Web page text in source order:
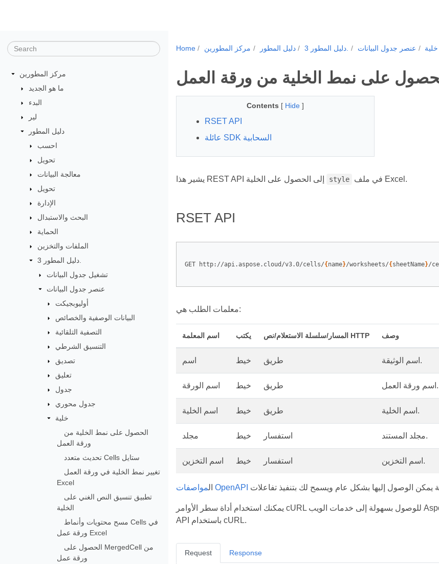
مركز المطورين
ما هو الجديد
البدء
لير
دليل المطور
احسب
تحويل
معالجة البيانات
تحويل
الإدارة
البحث والاستبدال
الحماية
الملفات والتخزين
تشغيل جدول البيانات
عنصر جدول البيانات
أوليوبجيكت
البيانات الوصفية والخصائص
التصفية التلقائية
التنسيق الشرطي
تصديق
تعليق
جدول
جدول محوري
خلية
الحصول على نمط الخلية من
ورقة العمل
تحديث متعدد Cells ستايل
تغيير نمط الخلية في ورقة العمل
Excel
تطبيق تنسيق النص الغني على
الخلية
مسح محتويات وأنماط Cells في
ورقة عمل Excel
الحصول على MergedCell من
ورقة عمل
Home مركز المطورين دليل المطور عنصر جدول البيانات خلية
على نمط الخلية من ورقة العمل
Contents [ Hide ]
RSET API
عائلة SDK السحابية
style في ملف Excel.
RSET API
GET http://api.aspose.cloud/v3.0/cells/{ name}/worksheets/{ sheetName}/
معلمات الطلب هي:
اسم المعلمة يكتب المسار/سلسلة الاستعلام/نص HTTP وصف
اسم خيط طريق اسم الوثيقة.
اسم الورقة خيط طريق اسم ورقة العمل.
اسم الخلية خيط طريق اسم الخلية.
مجلد خيط استفسار مجلد المستند.
اسم التخزين خيط استفسار اسم التخزين.
ال مواصفات OpenAPI
يمكنك استخدام أداة سطر الأوامر cURL للوصول بسهولة إلى خدمات الويب Aspose.Cells. يوضح المثال التالي كيفية إجراء مكالمات إلى Cloud
API باستخدام cURL.
Request Response